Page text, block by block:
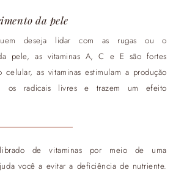
da pele
deseja lidar com as rugas ou o
pele, as vitaminas A, C e E são fortes
celular, as vitaminas estimulam a produção
os radicais livres e trazem um efeito
de vitaminas por meio de uma
você a evitar a deficiência de nutriente.